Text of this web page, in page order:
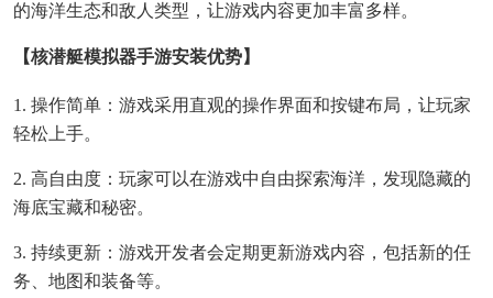
的海洋生态和敌人类型，让游戏内容更加丰富多样。
【核潜艇模拟器手游安装优势】
1. 操作简单：游戏采用直观的操作界面和按键布局，让玩家
轻松上手。
2. 高自由度：玩家可以在游戏中自由探索海洋，发现隐藏的
海底宝藏和秘密。
3. 持续更新：游戏开发者会定期更新游戏内容，包括新的任
务、地图和装备等。